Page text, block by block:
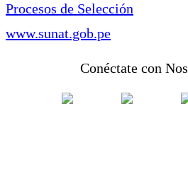
Procesos de Selección
www.sunat.gob.pe
Conéctate con